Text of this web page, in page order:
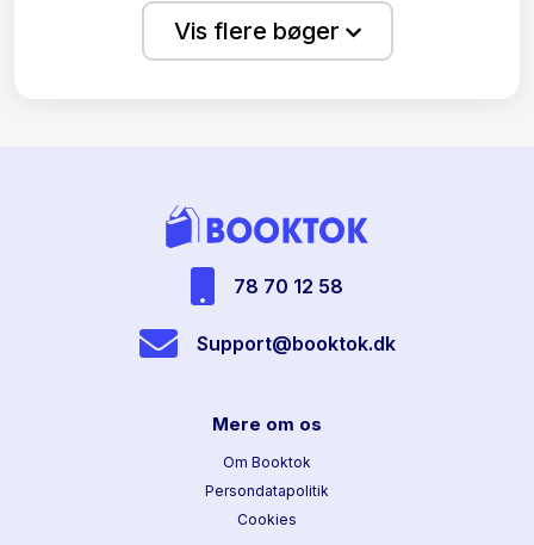
Vis flere bøger
78 70 12 58
Support@booktok.dk
Mere om os
Om Booktok
Persondatapolitik
Cookies